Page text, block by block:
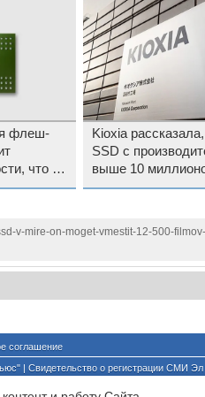
флеш-
что и
Kioxia
SSD с
выше 10
v-mire-on-moget-vmestit-12-500-
соглашение
| Свидетельство о регистрации СМИ